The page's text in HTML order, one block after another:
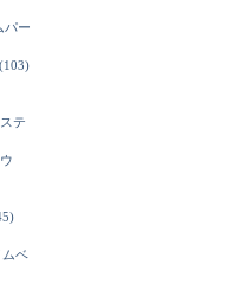
パー
(103)
テ
ムベ